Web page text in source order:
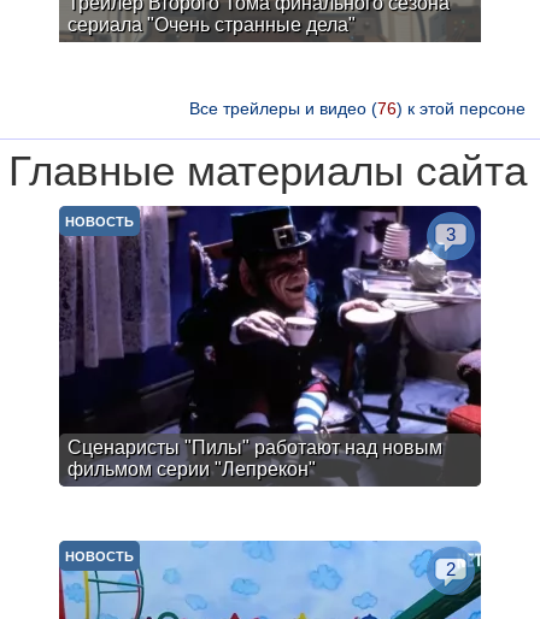
сериала "Очень странные дела"
Все трейлеры и видео (76) к этой персоне
Главные материалы сайта
Сценаристы "Пилы" работают над новым
фильмом серии "Лепрекон"
НОВОСТЬ
3
НОВОСТЬ
2